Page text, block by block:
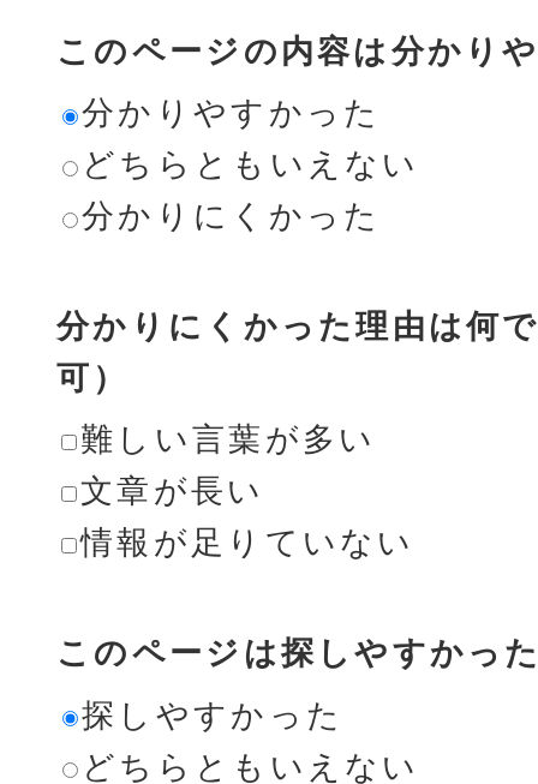
このページの内容は分かり
分かりやすかった
どちらともいえない
分かりにくかった
分かりにくかった理由は何
可）
難しい言葉が多い
文章が長い
情報が足りていない
このページは探しやすかっ
探しやすかった
どちらともいえない